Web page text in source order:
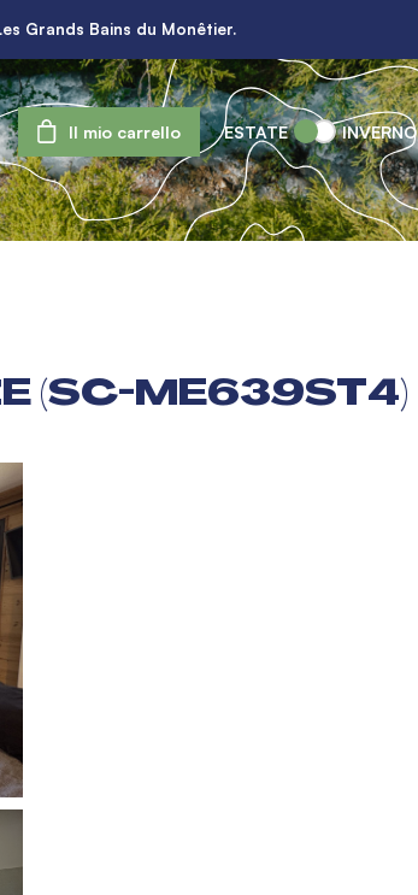
Grands Bains du Monêtier.
Il mio carrello ESTATE INVERNO
(SC-ME639ST4)